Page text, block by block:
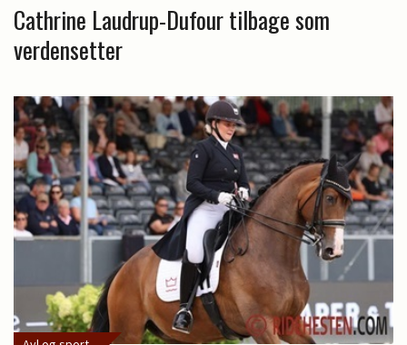
Cathrine Laudrup-Dufour tilbage som
verdensetter